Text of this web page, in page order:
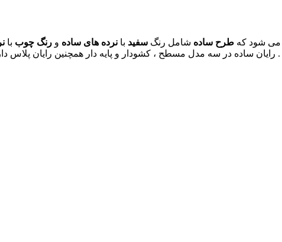
می شود که طرح ساده شامل رنگ سفید با نرده های ساده و رنگ چوب با
. رایان ساده در سه مدل مسطح ، کشودار و پایه دار همچنین رایان پلاس